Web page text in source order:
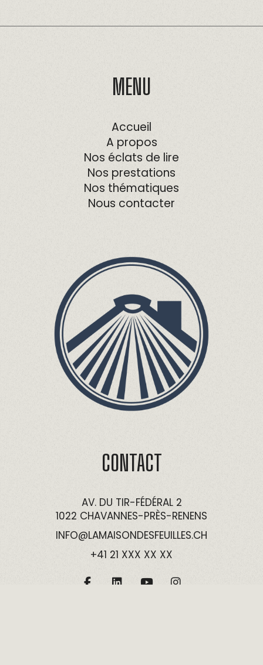
MENU
Accueil
A propos
Nos éclats de lire
Nos prestations
Nos thématiques
Nous contacter
CONTACT
AV. DU TIR-FÉDÉRAL 2
1022 CHAVANNES-PRÈS-RENENS
INFO@LAMAISONDESFEUILLES.CH
+41 21 XXX XX XX